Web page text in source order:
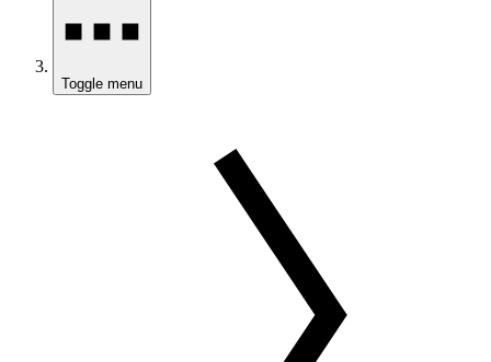
Toggle menu